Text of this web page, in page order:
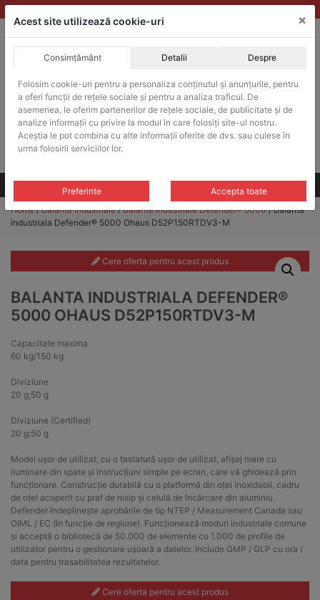
Skip
to
ACHIZITII PUBLICE
Produsele pot fi achizitionate si in sistemul SEAP / SICAP
Products
search
CAUTARE
Toate produsele
Home/Balante industriale/Balante industriale Defender® 5000/ Balanta
industriala Defender® 5000 Ohaus D52P150RTDV3-M
Cere oferta pentru acest produs
BALANTA INDUSTRIALA DEFENDER®
5000 OHAUS D52P150RTDV3-M
Capacitate maxima
60 kg/150 kg
Diviziune
20 g;50 g
Diviziune (Certified)
20 g;50 g
Model ușor de utilizat, cu o tastatură ușor de utilizat, afișaj mare cu
iluminare din spate și instrucțiuni simple pe ecran, care vă ghidează prin
funcționare. Construcție durabilă cu o platformă din oțel inoxidabil, cadru
de oțel acoperit cu praf de nisip și celulă de încărcare din aluminiu.
Defender îndeplinește aprobările de tip NTEP / Measurement Canada sau
OIML / EC (în funcție de regiune). Funcționează moduri industriale comune
și acceptă o bibliotecă de 50.000 de elemente cu 1.000 de profile de
utilizator pentru o gestionare ușoară a datelor. Include GMP / GLP cu ora /
data pentru trasabilitatea rezultatelor.
Cere oferta pentru acest produs
Acest site utilizează cookie-uri ×
Consimțământ Detalii Despre
Folosim cookie-uri pentru a personaliza conținutul și anunțurile, pentru
a oferi funcții de rețele sociale și pentru a analiza traficul. De
asemenea, le oferim partenerilor de rețele sociale, de publicitate și de
analize informații cu privire la modul în care folosiți site-ul nostru.
Aceștia le pot combina cu alte informații oferite de dvs. sau culese în
urma folosirii serviciilor lor.
Preferinte Accepta toate